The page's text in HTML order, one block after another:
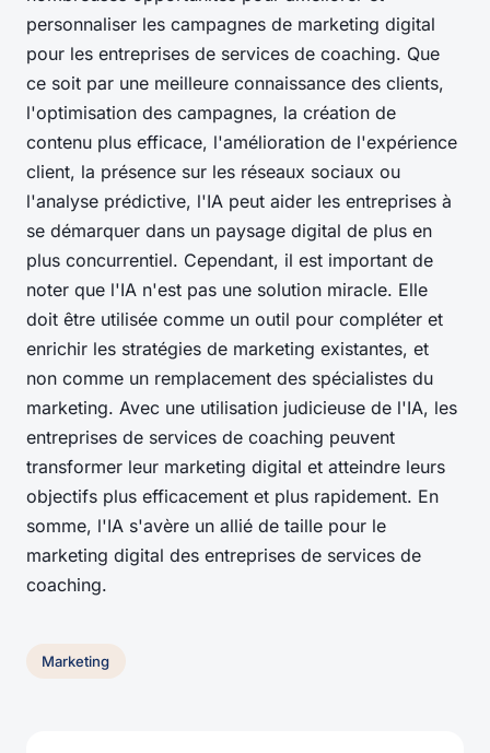
personnaliser les campagnes de marketing digital
pour les entreprises de services de coaching. Que
ce soit par une meilleure connaissance des clients,
l'optimisation des campagnes, la création de
contenu plus efficace, l'amélioration de l'expérience
client, la présence sur les réseaux sociaux ou
l'analyse prédictive, l'IA peut aider les entreprises à
se démarquer dans un paysage digital de plus en
plus concurrentiel. Cependant, il est important de
noter que l'IA n'est pas une solution miracle. Elle
doit être utilisée comme un outil pour compléter et
enrichir les stratégies de marketing existantes, et
non comme un remplacement des spécialistes du
marketing. Avec une utilisation judicieuse de l'IA, les
entreprises de services de coaching peuvent
transformer leur marketing digital et atteindre leurs
objectifs plus efficacement et plus rapidement. En
somme, l'IA s'avère un allié de taille pour le
marketing digital des entreprises de services de
coaching.
Marketing